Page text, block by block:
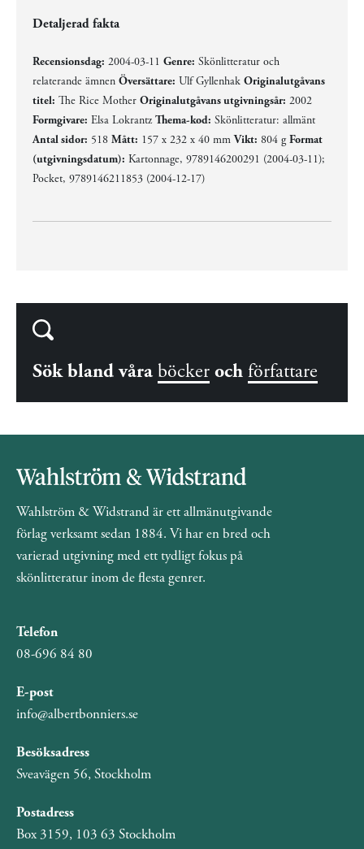
Detaljerad fakta
Recensionsdag: 2004-03-11 Genre: Skönlitteratur och
relaterande ämnen Översättare: Ulf Gyllenhak Originalutgåvans
titel: The Rice Mother Originalutgåvans utgivningsår: 2002
Formgivare: Elsa LokrantzThema-kod: Skönlitteratur: allmänt
Antal sidor: 518 Mått: 157 x 232 x 40 mmVikt: 804 gFormat
(utgivningsdatum): Kartonnage, 9789146200291 (2004-03-11);
Pocket, 9789146211853 (2004-12-17)
Sök bland våra böcker och författare
Wahlström & Widstrand är ett allmänutgivande
förlag verksamt sedan 1884. Vi har en bred och
varierad utgivning med ett tydligt fokus på
skönlitteratur inom de flesta genrer.
Telefon
08-696 84 80
E-post
info@albertbonniers.se
Besöksadress
Sveavägen 56, Stockholm
Postadress
Box 3159, 103 63 Stockholm